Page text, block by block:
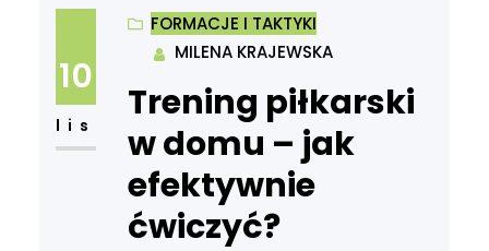
10
lis
FORMACJE I TAKTYKI
MILENA KRAJEWSKA
Trening piłkarski
w domu – jak
efektywnie
ćwiczyć?